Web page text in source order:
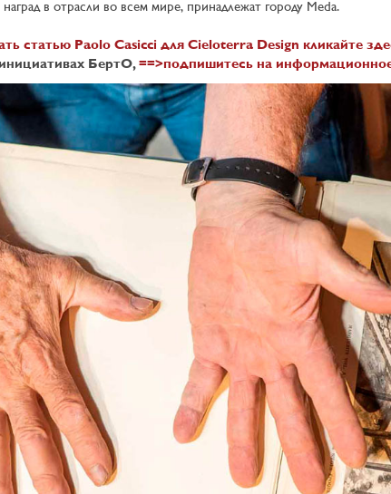
в отрасли во всем мире, принадлежат городу Meda.
статью Paolo Casicci для Cieloterra Design кликайте
БертО, ==>подпишитесь на